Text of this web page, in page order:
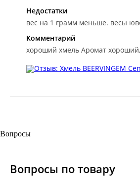
Недостатки
вес на 1 грамм меньше. весы
Комментарий
хороший хмель Аромат
Вопросы
Вопросы по товару